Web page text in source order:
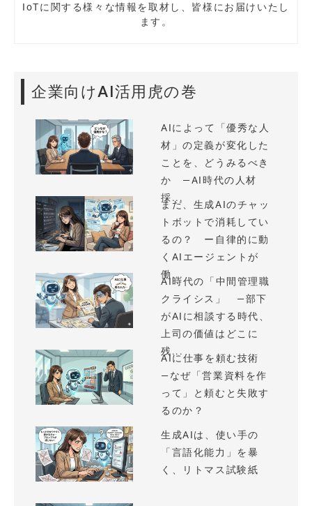
IoTに関する様々な情報を取材し、皆様にお届けいたし
ます。
企業向けAI活用虎の巻
AIによって「優秀な人
材」の定義が変化した
ことを、どうみるべき
か —AI時代の人材
採...
まだ、生成AIのチャッ
トボットで消耗してい
るの？ ー自律的に動
くAIエージェントが
働...
AI時代の「中間管理職
クライシス」 —部下
がAIに相談する時代、
上司の価値はどこに
残...
AIに仕事を頼む技術
—なぜ「営業資料を作
って」と頼むと失敗す
るのか？
生成AIは、使い手の
「言語化能力」を暴
く、リトマス試験紙